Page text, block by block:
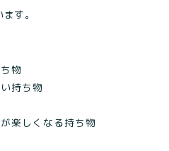
す。
物
持ち物
楽しくなる持ち物